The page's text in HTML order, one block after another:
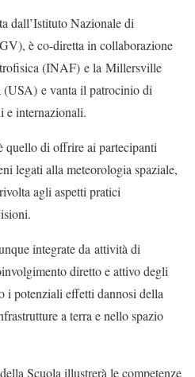
dall’Istituto Nazionale di
è co-diretta in collaborazione
(INAF) e la Millersville
e vanta il patrocinio di
e internazionali.
quello di offrire ai partecipanti
legati alla meteorologia spaziale,
agli aspetti pratici
integrate da attività di
diretto e attivo degli
i potenziali effetti dannosi della
a terra e nello spazio
Scuola illustrerà le competenze